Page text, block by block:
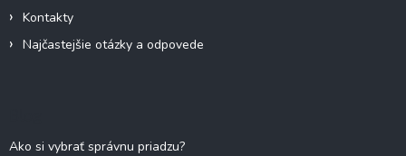
Kontakty
Najčastejšie otázky a odpovede
Ako si vybrať správnu priadzu?